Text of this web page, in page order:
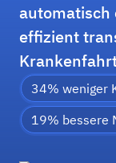
automatisch
effizient
34% weniger
19% bessere